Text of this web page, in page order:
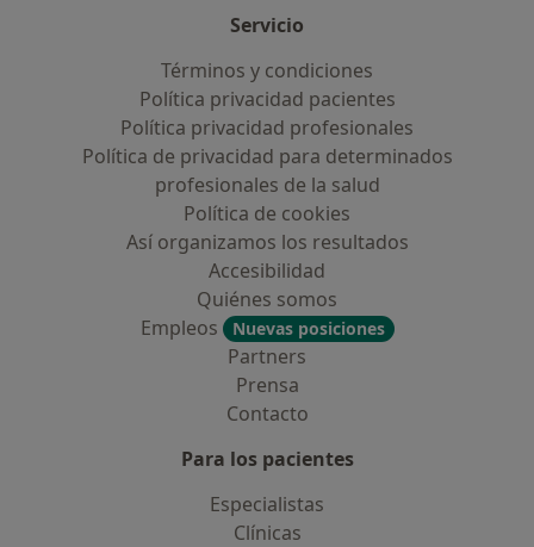
Servicio
Términos y condiciones
Política privacidad pacientes
Política privacidad profesionales
Política de privacidad para determinados
profesionales de la salud
Política de cookies
Así organizamos los resultados
Accesibilidad
Quiénes somos
Empleos
Nuevas posiciones
Partners
Prensa
Contacto
Para los pacientes
Especialistas
Clínicas